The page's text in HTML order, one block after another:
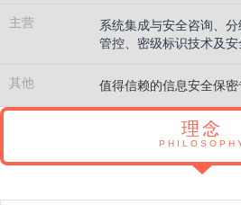
主营
系统集成与安全咨询、
管控、密级标识技术及
其他 值得信赖的信息安全保密
理念